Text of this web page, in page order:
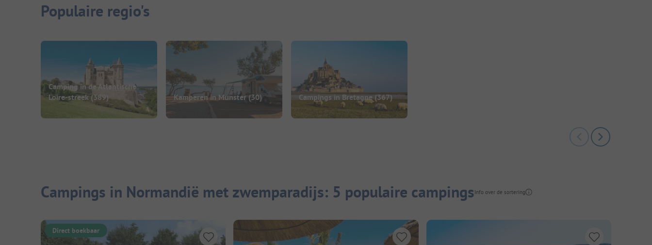
Populaire regio's
Camping in de Atlantische
Loire-streek (389) Kamperen in Munster (30) Campings in Bretagne(367)
Campings in Normandië met zwemparadijs: 5 populaire campingsInfo over de sortering
Direct boekbaar